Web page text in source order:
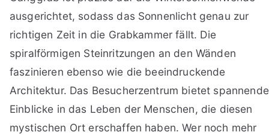
ausgerichtet, sodass das Sonnenlicht genau zur
richtigen Zeit in die Grabkammer fällt. Die
spiralförmigen Steinritzungen an den Wänden
faszinieren ebenso wie die beeindruckende
Architektur. Das Besucherzentrum bietet spannende
Einblicke in das Leben der Menschen, die diesen
mystischen Ort erschaffen haben. Wer noch mehr